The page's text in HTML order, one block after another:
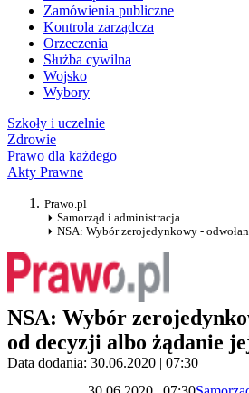
Zamówienia publiczne
Kontrola zarządcza
Orzeczenia
Służba cywilna
Wojsko
Wybory
Szkoły i uczelnie
Zdrowie
Prawo dla każdego
Akty Prawne
Prawo.pl
Samorząd i administracja
NSA: Wybór zerojedynkowy -
NSA: Wybór
od decyzji albo żądanie
Data dodania: 30.06.2020 | 07:30